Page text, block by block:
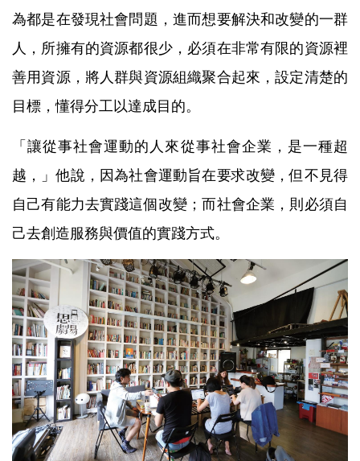
為都是在發現社會問題，進而想要解決和改變的一群
人，所擁有的資源都很少，必須在非常有限的資源裡
善用資源，將人群與資源組織聚合起來，設定清楚的
目標，懂得分工以達成目的。
「讓從事社會運動的人來從事社會企業，是一種超
越，」他說，因為社會運動旨在要求改變，但不見得
自己有能力去實踐這個改變；而社會企業，則必須自
己去創造服務與價值的實踐方式。